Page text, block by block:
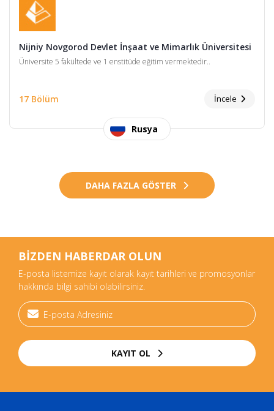
Nijniy Novgorod Devlet İnşaat ve Mimarlık Üniversitesi
Üniversite 5 fakültede ve 1 enstitüde eğitim vermektedir..
17 Bölüm İncele
Rusya
DAHA FAZLA GÖSTER
BİZDEN HABERDAR OLUN
E-posta listemize kayıt olarak kayıt tarihleri ve promosyonlar
hakkında bilgi sahibi olabilirsiniz.
KAYIT OL